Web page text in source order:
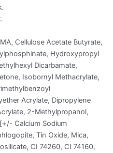
Cellulose Acetate Butyrate,
Hydroxypropyl
Dicarbamate,
Isobornyl Methacrylate,
Acrylate, Dipropylene
2-Methylpropanol,
Calcium Sodium
Tin Oxide, Mica,
CI 74260, CI 74160,